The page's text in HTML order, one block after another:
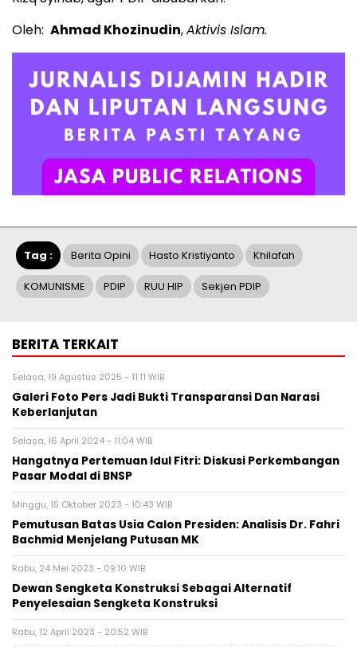
Oleh: Ahmad Khozinudin,Aktivis Islam.
Tag : Berita Opini Hasto Kristiyanto Khilafah
KOMUNISME PDIP RUU HIP Sekjen PDIP
BERITA TERKAIT
Selasa, 19 Agustus 2025 - 11:11 WIB
Galeri Foto Pers Jadi Bukti Transparansi Dan Narasi
Keberlanjutan
Selasa, 16 April 2024 - 11:04 WIB
Hangatnya Pertemuan Idul Fitri: Diskusi Perkembangan
Pasar Modal di BNSP
Minggu, 15 Oktober 2023 - 10:43 WIB
Pemutusan Batas Usia Calon Presiden: Analisis Dr. Fahri
Bachmid Menjelang Putusan MK
Rabu, 24 Mei 2023 - 09:10 WIB
Dewan Sengketa Konstruksi Sebagai Alternatif
Penyelesaian Sengketa Konstruksi
Rabu, 12 April 2023 - 20:52 WIB